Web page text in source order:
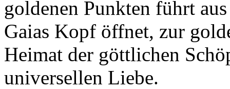
goldenen Punkten führt
Gaias Kopf öffnet, zur
Heimat der göttlichen
universellen Liebe.